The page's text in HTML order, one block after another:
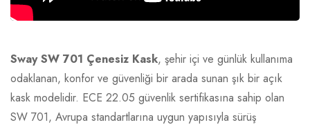
Sway SW 701 Çenesiz Kask, şehir içi ve günlük kullanıma
odaklanan, konfor ve güvenliği bir arada sunan şık bir açık
kask modelidir. ECE 22.05 güvenlik sertifikasına sahip olan
SW 701, Avrupa standartlarına uygun yapısıyla sürüş